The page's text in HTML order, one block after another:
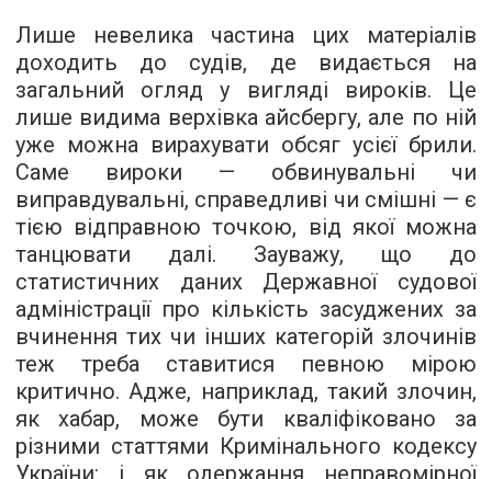
Лише невелика частина цих матеріалів
доходить до судів, де видається на
загальний огляд у вигляді вироків. Це
лише видима верхівка айсбергу, але по ній
уже можна вирахувати обсяг усієї брили.
Саме вироки — обвинувальні чи
виправдувальні, справедливі чи смішні — є
тією відправною точкою, від якої можна
танцювати далі. Зауважу, що до
статистичних даних Державної судової
адміністрації про кількість засуджених за
вчинення тих чи інших категорій злочинів
теж треба ставитися певною мірою
критично. Адже, наприклад, такий злочин,
як хабар, може бути кваліфіковано за
різними статтями Кримінального кодексу
України: і як одержання неправомірної